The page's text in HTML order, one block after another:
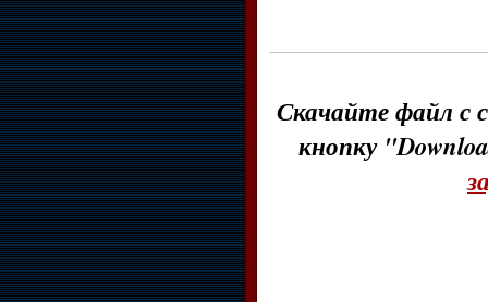
Скачайте файл с
кнопку